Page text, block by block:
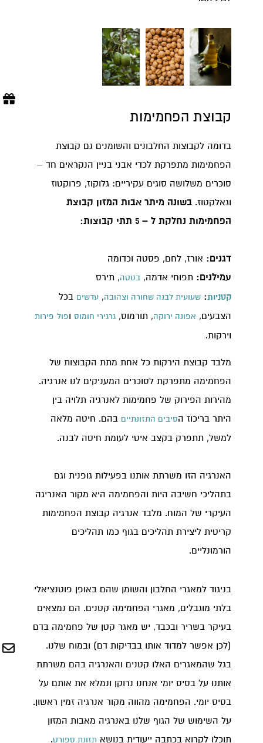
קבוצת הפחמימות
בדומה לקבוצות החלבונים והשומנים גם קבוצת
הפחמימות מתפרקת לכדי אבני בניין הנקראים חד –
סוכרים משלושה סוגים עקיריים: גלוקוז, פרוקטוז
וגאלקטוז. בשונה מיתר אבות המזון קבוצת
הפחמימות נחלקת ל – 5 תתי קבוצות:
דגנים: אורז, לחם, פסטה וכדומה
עמילנים: תפוחי אדמה, בטטה, תירס
קטניות: שעועית לבנה שחורה וצהובה, עדשים בכל
הצבעים, אפונה ירוקה, תורמוס, גרגירי חומוס ופול פירות
וירקות.
מלבד קבוצת הירקות כל אחת מתת הקבוצות של
הפחמימה מתפרקת לסוכרים המעניקים לנו אנרגיה.
מהירות הפירוק של פחמימות לאנרגיה תלויה בין
היתר בריכוז הסיבים התזונתיים בהם. חיטה מלאה
למשל, תתפרק בקצב איטי לעומת חיטה לבנה.
האנרגיה הזו משרתת אותנו בפעילות גופנית וגם
בתהליכי חשיבה היות והפחמימה היא מקור האנריגה
העיקרי של המוח. מלבד אנרגיה קבוצת הפחמימות
קריטית ליצירת תהליכים בגוף כמו תהליכים
הורמונליים.
בניגוד למאגרי החלבון והשומן שהם באופן פוטנציאלי
בלתי מוגבלים, מאגרי הפחמימה קטנים. הם נמצאים
בעיקר בשריר ובכבד, יש מאגר קטן של פחמימה בדם
(לכן אפשר למדוד אותו בבדיקות דם) ובמוח שלנו.
בגל שהמאגרים האלו קטנים והאנרגיה בהם משרתת
אותנו על בסיס יומי אנחנו נרוקן ונמלא את אותם על
בסיס יומי. הפחמימה מהווה מקור אנרגיה זמין ראשון.
על השימוש של הגוף שלנו באנרגיה מאבות המזון
תוכלו לקרוא בכתבה ייעודית בנושא תזונת ספורט.